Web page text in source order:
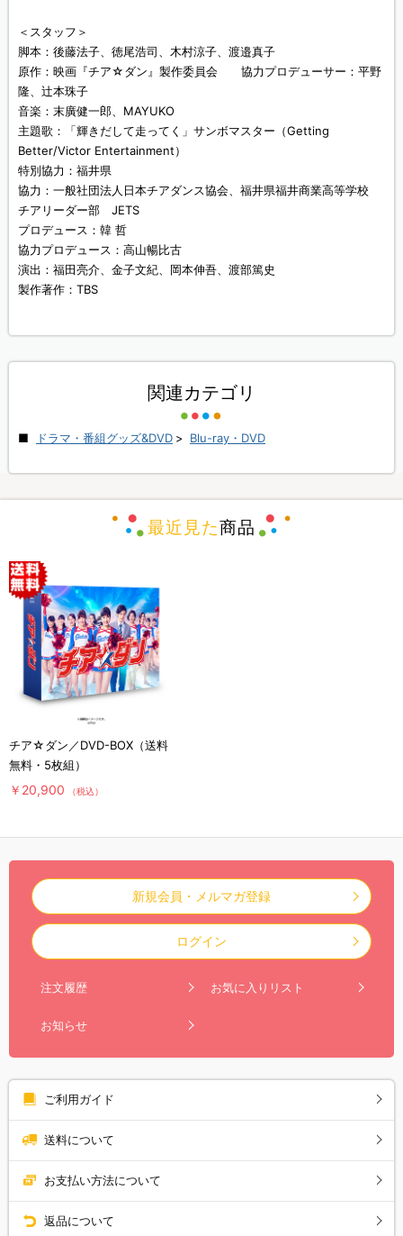
＜スタッフ＞
脚本：後藤法子、徳尾浩司、木村涼子、渡邉真子
原作：映画『チア☆ダン』製作委員会 協力プロデューサー：平野
隆、辻本珠子
音楽：末廣健一郎、MAYUKO
主題歌：「輝きだして走ってく」サンボマスター（Getting
Better/Victor Entertainment）
特別協力：福井県
協力：一般社団法人日本チアダンス協会、福井県福井商業高等学校
チアリーダー部 JETS
プロデュース：韓 哲
協力プロデュース：高山暢比古
演出：福田亮介、金子文紀、岡本伸吾、渡部篤史
製作著作：TBS
関連カテゴリ
ドラマ・番組グッズ&DVD > Blu-ray・DVD
最近見た商品
チア☆ダン／DVD-BOX（送料
無料・5枚組）
￥20,900 （税込）
新規会員・メルマガ登録
ログイン
注文履歴 お気に入りリスト
お知らせ
ご利用ガイド
送料について
お支払い方法について
返品について